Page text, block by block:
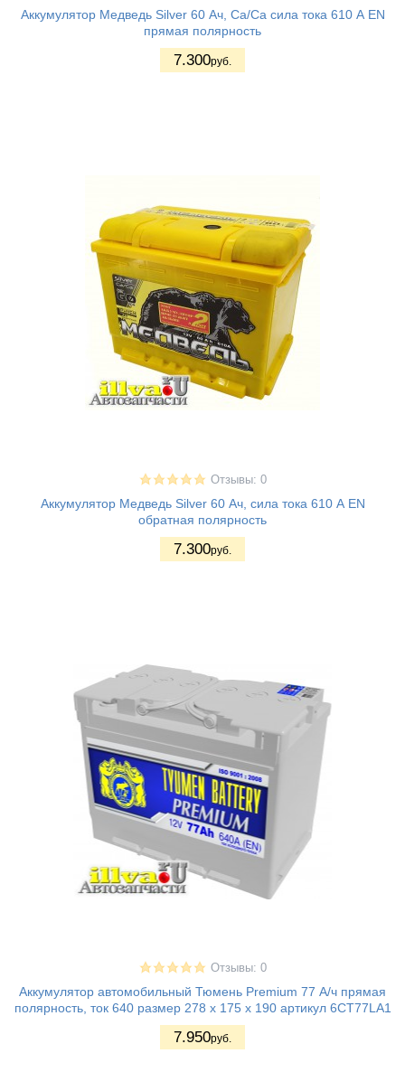
Аккумулятор Медведь Silver 60 Ач, Ca/Ca сила тока 610 А EN
прямая полярность
7.300руб.
Отзывы: 0
Аккумулятор Медведь Silver 60 Ач, сила тока 610 А EN
обратная полярность
7.300руб.
Отзывы: 0
Аккумулятор автомобильный Тюмень Premium 77 А/ч прямая
полярность, ток 640 размер 278 х 175 х 190 артикул 6CT77LA1
7.950руб.